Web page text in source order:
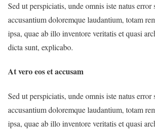
Sed ut perspiciatis, unde omnis iste natus error
accusantium doloremque laudantium, totam
ipsa, quae ab illo inventore veritatis et quasi
dicta sunt, explicabo.
At vero eos et accusam
Sed ut perspiciatis, unde omnis iste natus error
accusantium doloremque laudantium, totam
ipsa, quae ab illo inventore veritatis et quasi